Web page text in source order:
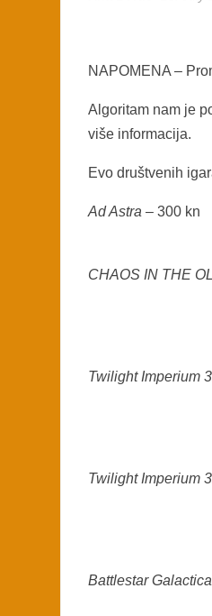
NAPOMENA –
Algoritam nam je
više informacija.
Evo društvenih
Ad Astra – 300 kn
CHAOS IN THE
Twilight Imperium
Twilight Imperium
Battlestar